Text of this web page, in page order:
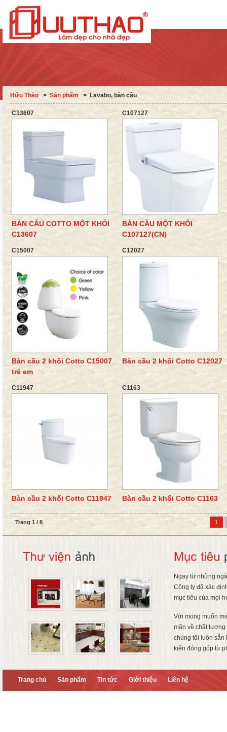
Hữu Thảo ˃ Sản phẩm ˃ Lavabo, bàn cầu
C13607
BÀN CẦU COTTO MỘT KHỐI
C13607
C107127
BÀN CẦU MỘT KHỐI
C107127(CN)
C15007
Bàn cầu 2 khối Cotto C15007
trẻ em
C12027
Bàn cầu 2 khối Cotto C12027
C11947
Bàn cầu 2 khối Cotto C11947
C1163
Bàn cầu 2 khối Cotto C1163
Trang 1 / 8 1
Ngay từ những
Công ty đã xác
mục tiêu của mọi
Với mong muốn
mãn về chất
chúng tôi luôn sẵn
kiến đóng góp từ
Trang chủ Sản phẩm Tin tức Giới thiệu Liên hệ